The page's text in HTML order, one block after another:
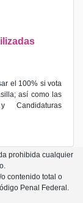
el 100% si vota
así como las
Candidaturas
prohibida cualquier
contenido total o
Penal Federal.